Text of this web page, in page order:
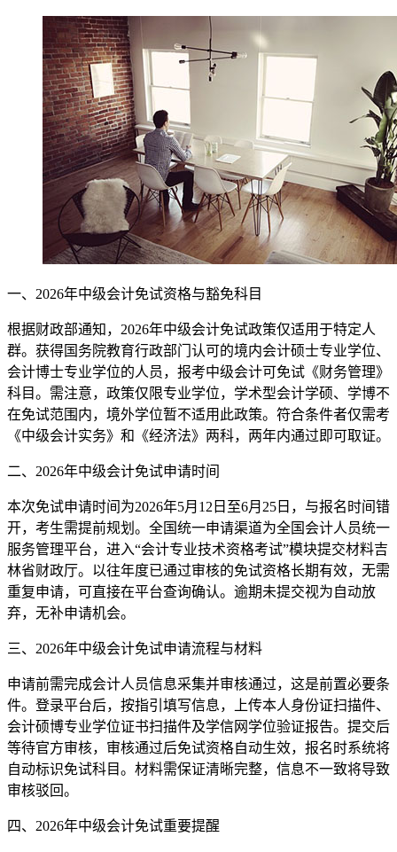
一、2026年中级会计免试资格与豁免科目
根据财政部通知，2026年中级会计免试政策仅适用于特定人
群。获得国务院教育行政部门认可的境内会计硕士专业学位、
会计博士专业学位的人员，报考中级会计可免试《财务管理》
科目。需注意，政策仅限专业学位，学术型会计学硕、学博不
在免试范围内，境外学位暂不适用此政策。符合条件者仅需考
《中级会计实务》和《经济法》两科，两年内通过即可取证。
二、2026年中级会计免试申请时间
本次免试申请时间为2026年5月12日至6月25日，与报名时间错
开，考生需提前规划。全国统一申请渠道为全国会计人员统一
服务管理平台，进入“会计专业技术资格考试”模块提交材料吉
林省财政厅。以往年度已通过审核的免试资格长期有效，无需
重复申请，可直接在平台查询确认。逾期未提交视为自动放
弃，无补申请机会。
三、2026年中级会计免试申请流程与材料
申请前需完成会计人员信息采集并审核通过，这是前置必要条
件。登录平台后，按指引填写信息，上传本人身份证扫描件、
会计硕博专业学位证书扫描件及学信网学位验证报告。提交后
等待官方审核，审核通过后免试资格自动生效，报名时系统将
自动标识免试科目。材料需保证清晰完整，信息不一致将导致
审核驳回。
四、2026年中级会计免试重要提醒